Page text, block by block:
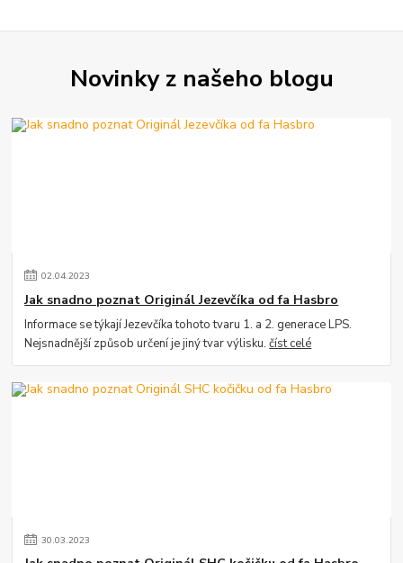
Novinky z našeho blogu
02.04.2023
Jak snadno poznat Originál Jezevčíka od fa Hasbro
Informace se týkají Jezevčíka tohoto tvaru 1. a 2. generace LPS.
Nejsnadnější způsob určení je jiný tvar výlisku.číst celé
30.03.2023